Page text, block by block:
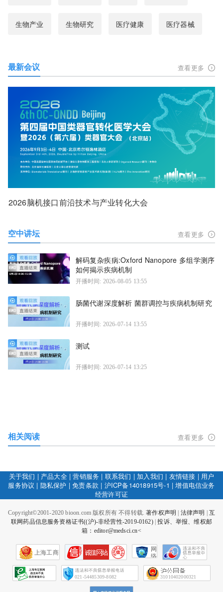
生物产业 生物研究 医疗健康 医疗器械
最新会议 查看更多
2026脑机接口前沿技术与产业转化大会
空中讲坛 查看更多
解码复杂疾病:Oxford Nanopore 多组学测序
如何揭示疾病机制
开播时间: 2026-08-05 13:55
肠菌代谢深度解析 菌群调控与疾病机制研究
开播时间: 2026-07-14 13:55
测试
开播时间: 2026-07-14 13:25
相关阅读 查看更多
关于我们 | 产品大全|营销服务 | 联系我们 | 加入我们 | 友情链接 | 用户
服务协议 | 隐私保护 |免责条款 | 沪ICP备14018915号-1 |增值电信业务
经营许可证
Copyright©2001-2020 bioon.com 版权所有 不得转载.著作权声明 法律声明
互
联网药品信息服务资格证书((沪)-非经营性-2019-0162)|投诉、举报、维权邮
箱：editor@medsci.cn<
上海工商
网
络
会
征
021-54485309-8082 31010402000321